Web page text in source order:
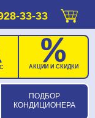
33-33
ПОДБОР
КОНДИЦИОНЕРА
АКЦИИ И СКИДКИ